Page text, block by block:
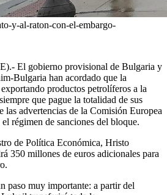
y-al-raton-con-el-embargo-
El gobierno provisional de Bulgaria y
Bulgaria han acordado que la
productos petrolíferos a la
que pague la totalidad de sus
las advertencias de la Comisión Europea
régimen de sanciones del bloque.
de Política Económica, Hristo
350 millones de euros adicionales para
paso muy importante: a partir del